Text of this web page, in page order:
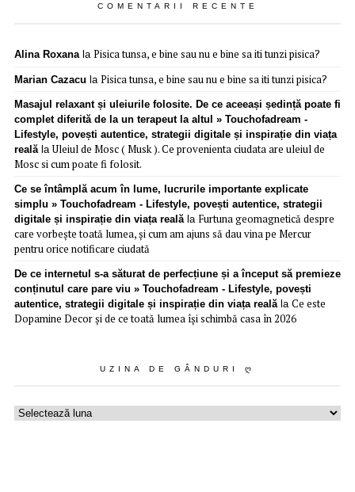
COMENTARII RECENTE
Alina Roxanala Pisica tunsa, e bine sau nu e bine sa iti tunzi pisica?
Marian Cazacu la Pisica tunsa, e bine sau nu e bine sa iti tunzi pisica?
Masajul relaxant și uleiurile folosite. De ce aceeași ședință poate fi
complet diferită de la un terapeut la altul » Touchofadream -
Lifestyle, povești autentice, strategii digitale și inspirație din viața
realălaUleiul de Mosc ( Musk ). Ce provenienta ciudata are uleiul de
Mosc si cum poate fi folosit.
Ce se întâmplă acum în lume, lucrurile importante explicate
simplu » Touchofadream - Lifestyle, povești autentice, strategii
digitale și inspirație din viața realăla Furtuna geomagnetică despre
care vorbește toată lumea, și cum am ajuns să dau vina pe Mercur
pentru orice notificare ciudată
De ce internetul s-a săturat de perfecțiune și a început să premieze
conținutul care pare viu » Touchofadream - Lifestyle, povești
autentice, strategii digitale și inspirație din viața realăla Ce este
Dopamine Decor și de ce toată lumea își schimbă casa în 2026
UZINA DE GÂNDURI Ღ
Uzina